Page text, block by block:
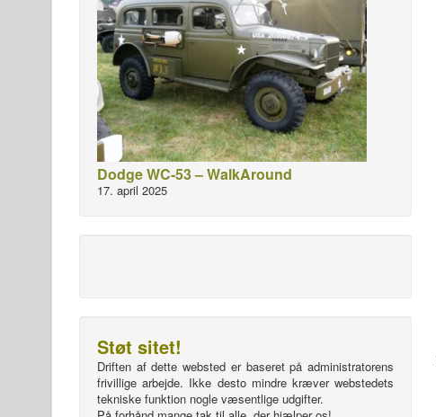
Dodge WC-53 – WalkAround
17. april 2025
Støt sitet!
Driften af dette websted er baseret på administratorens
frivillige arbejde. Ikke desto mindre kræver webstedets
tekniske funktion nogle væsentlige udgifter.